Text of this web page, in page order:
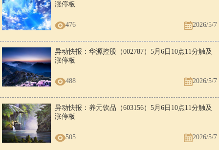
涨停板
476 2026/5/7
异动快报：华源控股（002787）5月6日10点11分触及
涨停板
488 2026/5/7
异动快报：养元饮品（603156）5月6日10点11分触及
涨停板
505 2026/5/7